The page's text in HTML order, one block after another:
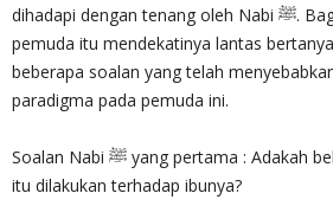
dihadapi dengan tenang oleh Nabi ﷺ. Baginda memanggil
pemuda itu mendekatinya lantas
beberapa soalan yang telah
paradigma pada pemuda ini.
Soalan Nabi ﷺ yang pertama : Adakah beliau menyukai perbuatan
itu dilakukan terhadap ibunya?